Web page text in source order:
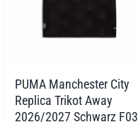
PUMA Manchester City
Replica Trikot Away
2026/2027 Schwarz F03